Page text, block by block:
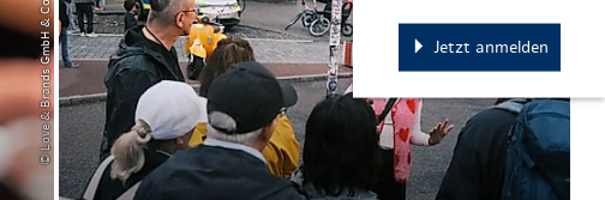
Jetzt anmelden